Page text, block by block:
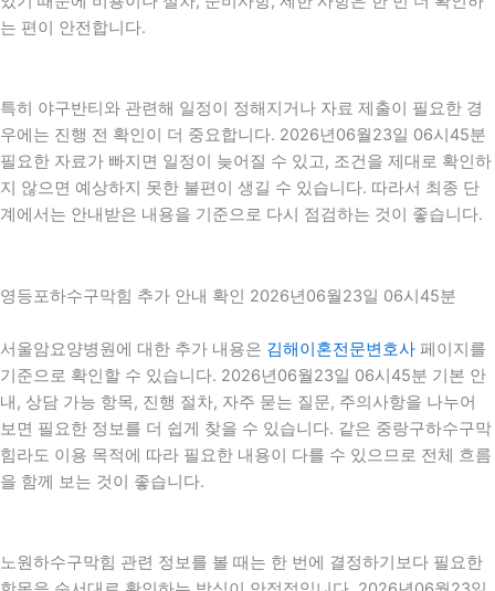
는 편이 안전합니다.
특히 야구반티와 관련해 일정이 정해지거나 자료 제출이 필요한 경
우에는 진행 전 확인이 더 중요합니다. 2026년06월23일 06시45분
필요한 자료가 빠지면 일정이 늦어질 수 있고, 조건을 제대로 확인하
지 않으면 예상하지 못한 불편이 생길 수 있습니다. 따라서 최종 단
계에서는 안내받은 내용을 기준으로 다시 점검하는 것이 좋습니다.
영등포하수구막힘 추가 안내 확인 2026년06월23일 06시45분
서울암요양병원에 대한 추가 내용은 김해이혼전문변호사 페이지를
기준으로 확인할 수 있습니다. 2026년06월23일 06시45분 기본 안
내, 상담 가능 항목, 진행 절차, 자주 묻는 질문, 주의사항을 나누어
보면 필요한 정보를 더 쉽게 찾을 수 있습니다. 같은 중랑구하수구막
힘라도 이용 목적에 따라 필요한 내용이 다를 수 있으므로 전체 흐름
을 함께 보는 것이 좋습니다.
노원하수구막힘 관련 정보를 볼 때는 한 번에 결정하기보다 필요한